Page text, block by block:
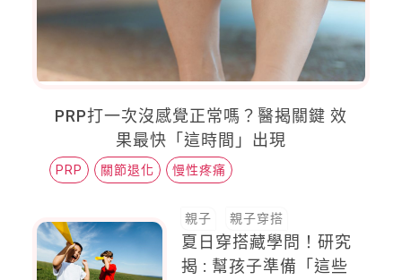
PRP打一次沒感覺正常嗎？醫揭關鍵 效
果最快「這時間」出現
PRP 關節退化 慢性疼痛
親子 親子穿搭
夏日穿搭藏學問！研究
揭 : 幫孩子準備「這些